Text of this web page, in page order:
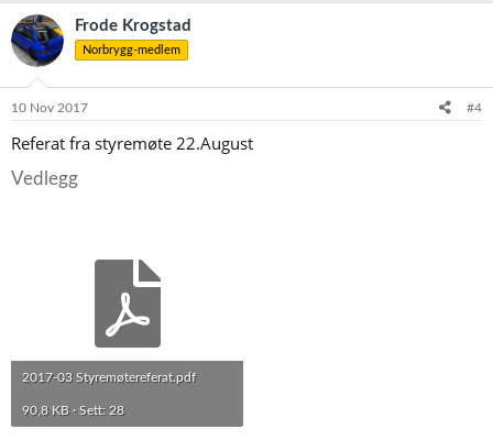
Frode Krogstad
Norbrygg-medlem
10 Nov 2017 #4
Referat fra styremøte 22.August
Vedlegg
2017-03 Styremøtereferat.pdf
90,8 KB · Sett: 28